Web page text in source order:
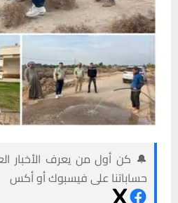
🔔 كن أول من يعرف الأخبار
حساباتنا على فيسبوك أو أكس